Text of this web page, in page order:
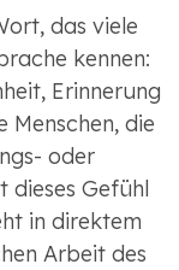
das viele
kennen:
Erinnerung
Menschen, die
oder
dieses Gefühl
in direktem
Arbeit des